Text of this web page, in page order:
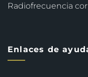
Radiofrecuencia
Enlaces de